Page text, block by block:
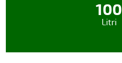
100
Litri